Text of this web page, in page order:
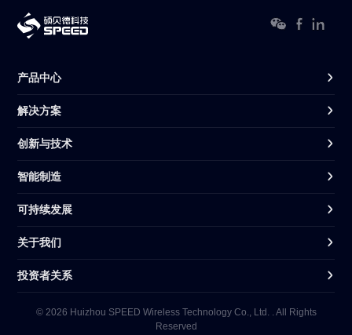
产品中心
解决方案
创新与技术
智能制造
可持续发展
关于我们
投资者关系
© 2026 Huizhou SPEED Wireless Technology Co., Ltd. . All Rights
Reserved